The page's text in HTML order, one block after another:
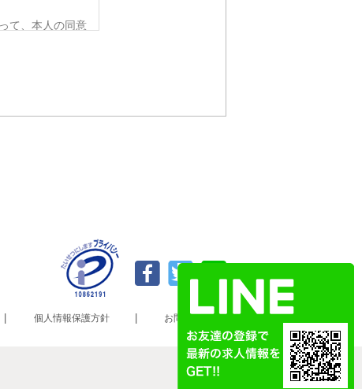
て、本人の同意
がある場合であ
の定める事務を
の同意を得るこ
応募者の同意を
ら法的な手続き
い範囲におい
個人情報を提供
かじめご了承く
加・削除、利用
個人情報保護方針 お問い合わせ